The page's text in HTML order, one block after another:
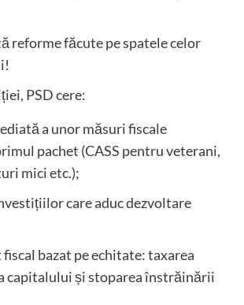
reforme făcute pe spatele celor
PSD cere:
a unor măsuri fiscale
pachet (CASS pentru veterani,
mici etc.);
care aduc dezvoltare
fiscal bazat pe echitate: taxarea
capitalului și stoparea înstrăinării